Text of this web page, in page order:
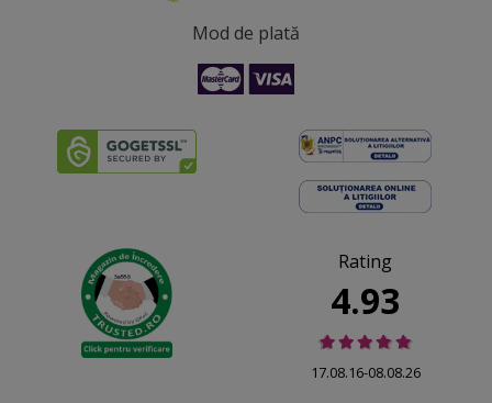
Mod de plată
Rating
4.93
17.08.16-08.08.26